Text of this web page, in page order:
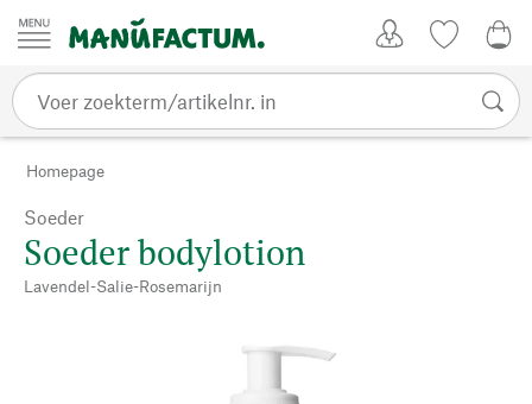
Passer au contenu
Homepage
Soeder
Soeder bodylotion
Lavendel-Salie-Rosemarijn